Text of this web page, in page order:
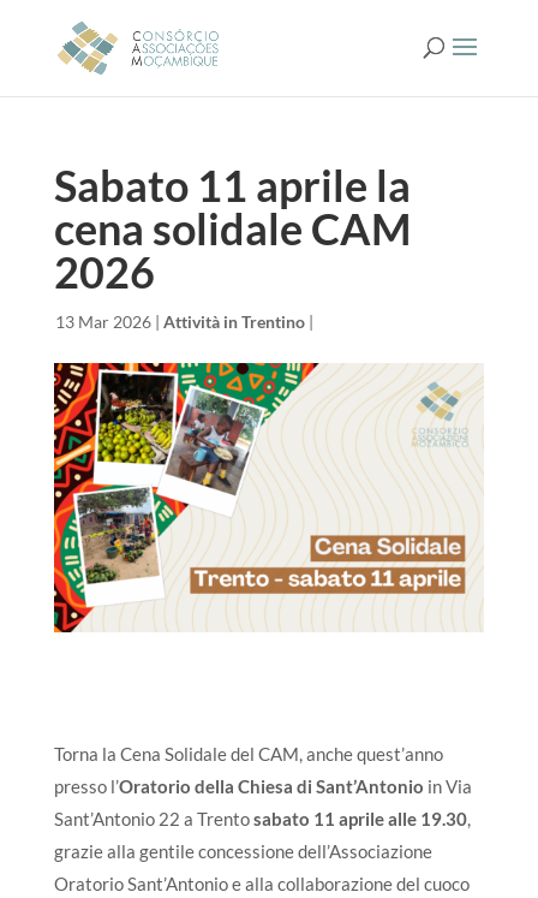
Sabato 11 aprile la
cena solidale CAM
2026
13 Mar 2026| Attività in Trentino|
Torna la Cena Solidale del CAM, anche quest’anno
presso l’Oratorio della Chiesa di Sant’Antonio in Via
Sant’Antonio 22 a Trentosabato 11 aprile alle 19.30,
grazie alla gentile concessione dell’Associazione
Oratorio Sant’Antonio e alla collaborazione del cuoco